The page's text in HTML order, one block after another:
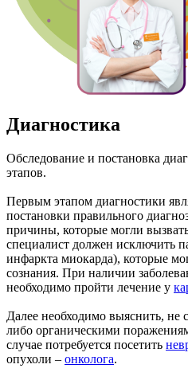
Диагностика
Обследование и постановка
этапов.
Первым этапом диагностики
постановки правильного
причины, которые могли
специалист должен исключить
инфаркта миокарда), которые
сознания. При наличии
необходимо пройти лечение у
Далее необходимо выяснить, не
либо органическими
случае потребуется посетить
опухоли – онколога.